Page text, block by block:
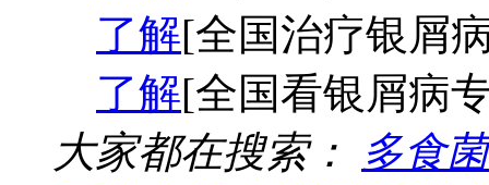
了解[全国治疗银屑
了解[全国看银屑病
大家都在搜索：
多食